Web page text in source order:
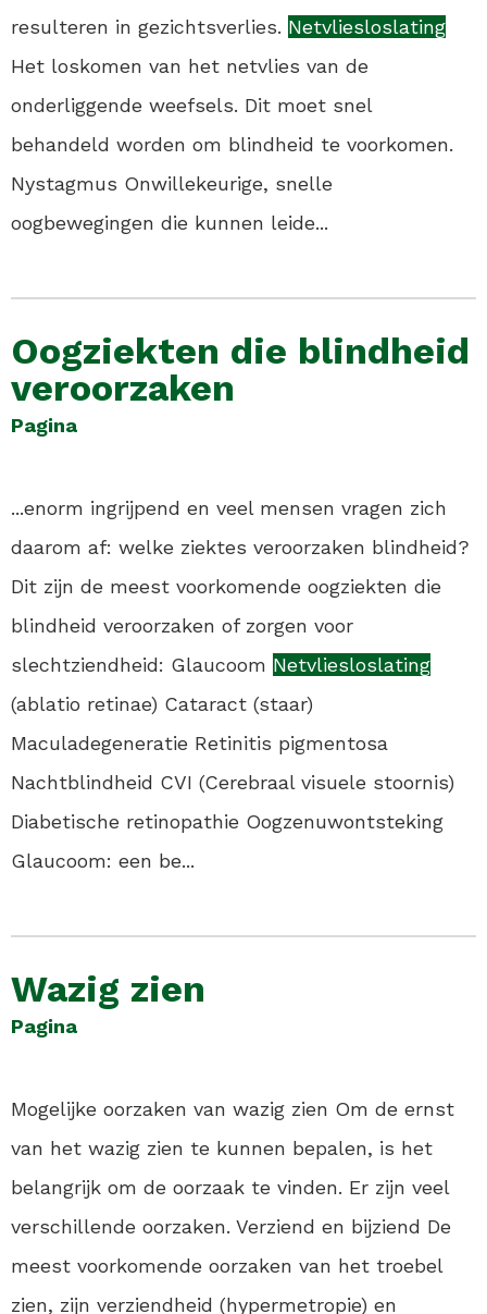
resulteren in gezichtsverlies. Netvliesloslating
Het loskomen van het netvlies van de
onderliggende weefsels. Dit moet snel
behandeld worden om blindheid te voorkomen.
Nystagmus Onwillekeurige, snelle
oogbewegingen die kunnen leide...
Oogziekten die blindheid
veroorzaken
Pagina
...enorm ingrijpend en veel mensen vragen zich
daarom af: welke ziektes veroorzaken blindheid?
Dit zijn de meest voorkomende oogziekten die
blindheid veroorzaken of zorgen voor
slechtziendheid: Glaucoom Netvliesloslating
(ablatio retinae) Cataract (staar)
Maculadegeneratie Retinitis pigmentosa
Nachtblindheid CVI (Cerebraal visuele stoornis)
Diabetische retinopathie Oogzenuwontsteking
Glaucoom: een be...
Wazig zien
Pagina
Mogelijke oorzaken van wazig zien Om de ernst
van het wazig zien te kunnen bepalen, is het
belangrijk om de oorzaak te vinden. Er zijn veel
verschillende oorzaken. Verziend en bijziend De
meest voorkomende oorzaken van het troebel
zien, zijn verziendheid (hypermetropie) en